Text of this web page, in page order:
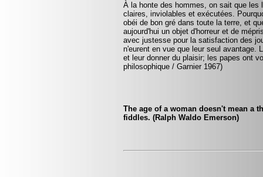
À la honte des hommes, on sait que
claires, inviolables et exécutées.
obéi de bon gré dans toute la terre, et
aujourd'hui un objet d'horreur et de
avec justesse pour la satisfaction des
n'eurent en vue que leur seul avantage.
et leur donner du plaisir; les papes ont
philosophique / Garnier 1967)
The age of a woman doesn't mean a
fiddles. (Ralph Waldo Emerson)